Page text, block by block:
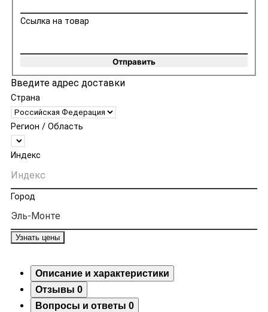
Ссылка на товар
Отправить
Введите адрес доставки
Страна
Регион / Область
Индекс
Город
Узнать цены
Описание и характеристики
Отзывы 0
Вопросы и ответы 0